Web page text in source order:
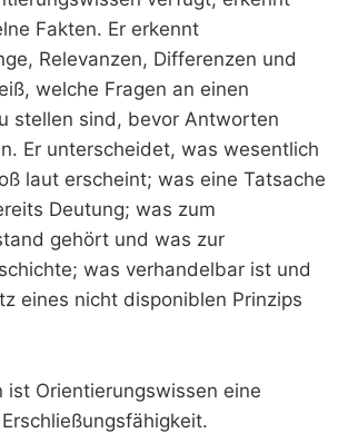
Fakten. Er erkennt
Relevanzen, Differenzen und
welche Fragen an einen
stellen sind, bevor Antworten
Er unterscheidet, was wesentlich
laut erscheint; was eine Tatsache
Deutung; was zum
gehört und was zur
was verhandelbar ist und
eines nicht disponiblen Prinzips
ist Orientierungswissen eine